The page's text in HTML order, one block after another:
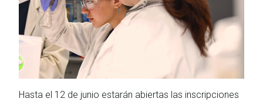
Hasta el 12 de junio estarán abiertas las inscripciones